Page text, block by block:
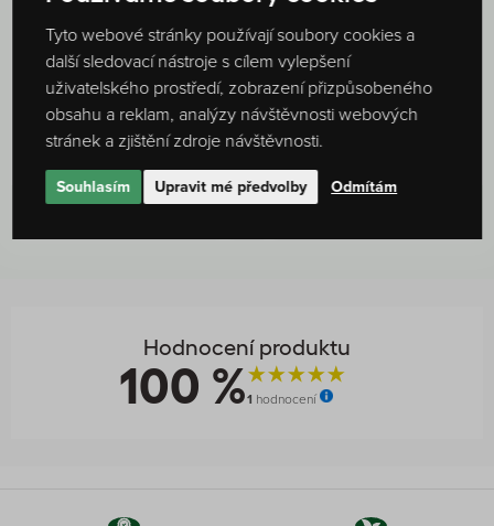
0 hodnocení
Summer 26 - espresso
směs, 500 g
490 Kč
SKLADEM
DO DETAILU
0 hodnocení
Coffee Break - espresso
směs, 210 g
252 Kč
SKLADEM
Hodnocení produktu
100 %1 hodnocení
Tyto webové stránky používají soubory cookies a
další sledovací nástroje s cílem vylepšení
uživatelského prostředí, zobrazení přizpůsobeného
obsahu a reklam, analýzy návštěvnosti webových
stránek a zjištění zdroje návštěvnosti.
Souhlasím Upravit mé předvolby Odmítám